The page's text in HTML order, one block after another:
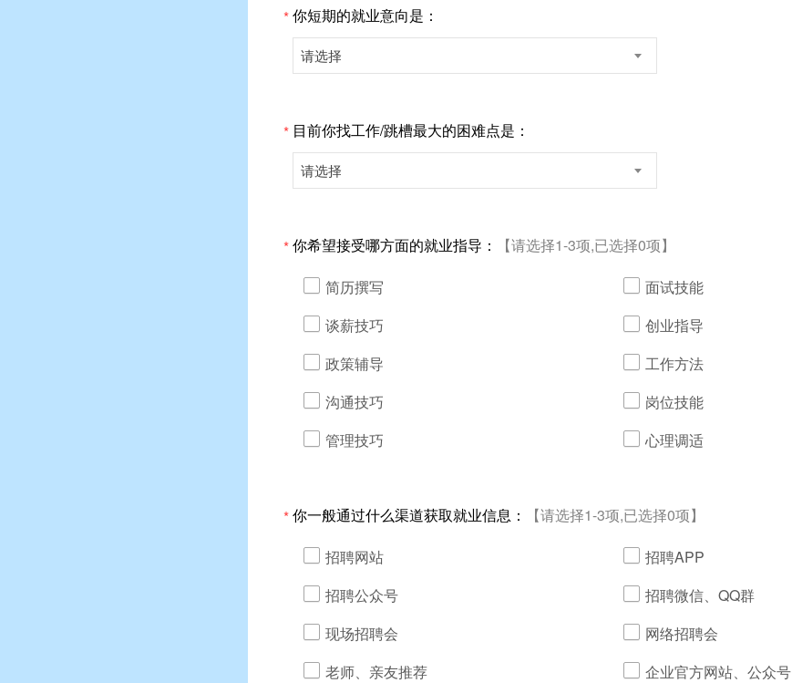
*你短期的就业意向是：
请选择
* 目前你找工作/跳槽最大的困难点是：
请选择
*你希望接受哪方面的就业指导：
【请选择1-3项,已选择0项】
简历撰写
面试技能
谈薪技巧
创业指导
政策辅导
工作方法
沟通技巧
岗位技能
管理技巧
心理调适
*你一般通过什么渠道获取就业信息：
【请选择1-3项,已选择0项】
招聘网站
招聘APP
招聘公众号
招聘微信、QQ群
现场招聘会
网络招聘会
老师、亲友推荐
企业官方网站、公众号